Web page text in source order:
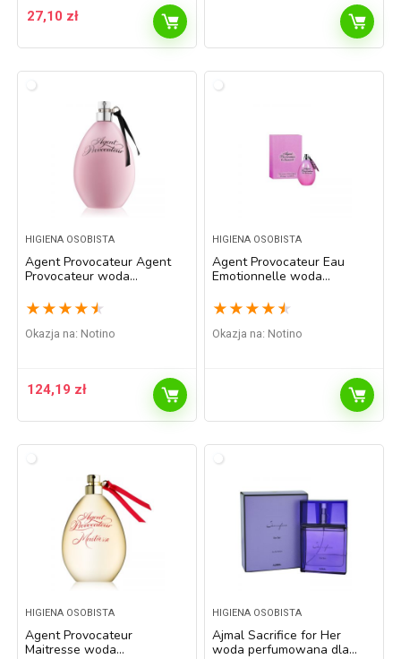
27,10 zł
HIGIENA OSOBISTA
Agent Provocateur Agent
Provocateur woda
100 ml
★ ★ ★ ★ ★
Okazja na: Notino
124,19 zł
HIGIENA OSOBISTA
Agent Provocateur Eau
Emotionnelle woda
★ ★ ★ ★ ★
Okazja na: Notino
HIGIENA OSOBISTA
Agent Provocateur
Maitresse woda
HIGIENA OSOBISTA
Ajmal Sacrifice for Her
woda perfumowana dla